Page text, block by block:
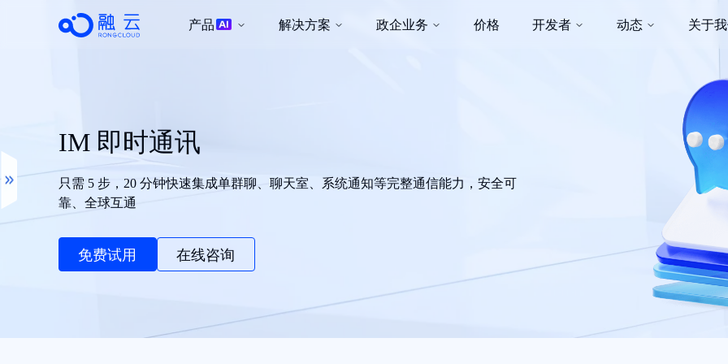
产品 解决方案 政企业务 价格 开发者 动态 关于
IM 即时通讯
只需 5 步，20 分钟快速集成单群聊、聊天室、系统通知等完整通信能力，安全可
靠、全球互通
免费试用 在线咨询